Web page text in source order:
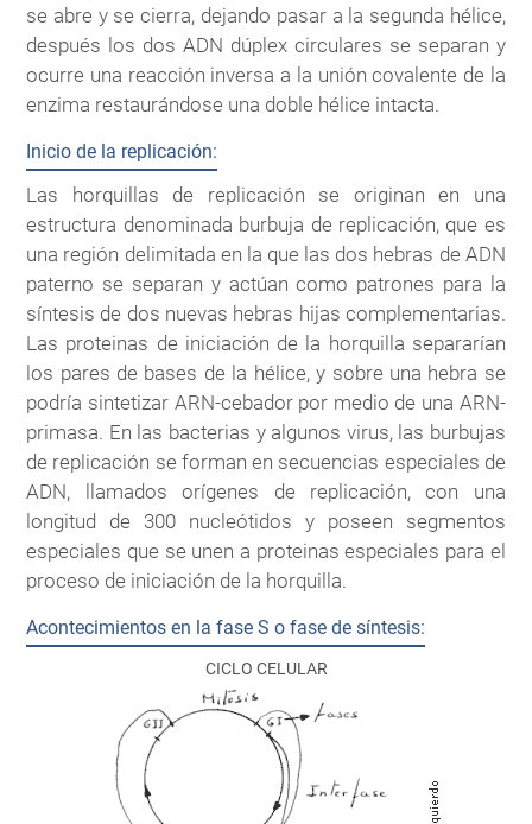
se abre y se cierra, dejando pasar a la segunda hélice,
después los dos ADN dúplex circulares se separan y
ocurre una reacción inversa a la unión covalente de la
enzima restaurándose una doble hélice intacta.
Inicio de la replicación:
Las horquillas de replicación se originan en una
estructura denominada burbuja de replicación, que es
una región delimitada en la que las dos hebras de ADN
paterno se separan y actúan como patrones para la
síntesis de dos nuevas hebras hijas complementarias.
Las proteinas de iniciación de la horquilla separarían
los pares de bases de la hélice, y sobre una hebra se
podría sintetizar ARN-cebador por medio de una ARN-
primasa. En las bacterias y algunos virus, las burbujas
de replicación se forman en secuencias especiales de
ADN, llamados orígenes de replicación, con una
longitud de 300 nucleótidos y poseen segmentos
especiales que se unen a proteinas especiales para el
proceso de iniciación de la horquilla.
Acontecimientos en la fase S o fase de síntesis:
CICLO CELULAR